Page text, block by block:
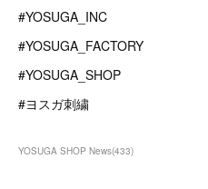
#YOSUGA_INC
#YOSUGA_FACTORY
#YOSUGA_SHOP
#ヨスガ刺繍
YOSUGA SHOP News(433)